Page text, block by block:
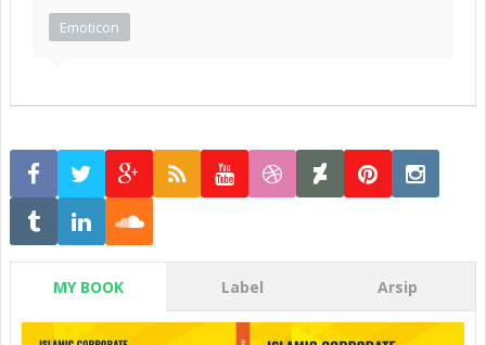
Emoticon
MY BOOK Label Arsip